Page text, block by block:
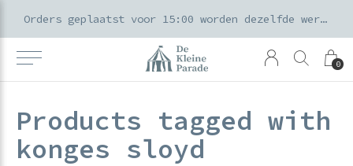
0
Orders geplaatst voor 15:00 worden dezelfde werkdag verzonden
Products tagged with
konges sloyd